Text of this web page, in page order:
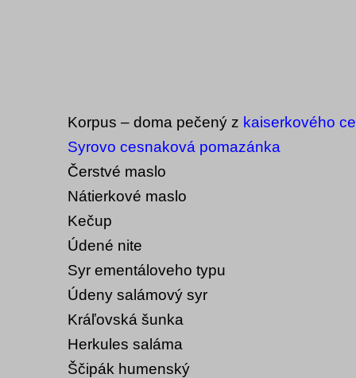
Korpus – doma pečený z kaiserkového
Syrovo cesnaková pomazánka
Čerstvé maslo
Nátierkové maslo
Kečup
Údené nite
Syr ementáloveho typu
Údeny salámový syr
Kráľovská šunka
Herkules saláma
Ščipák humenský